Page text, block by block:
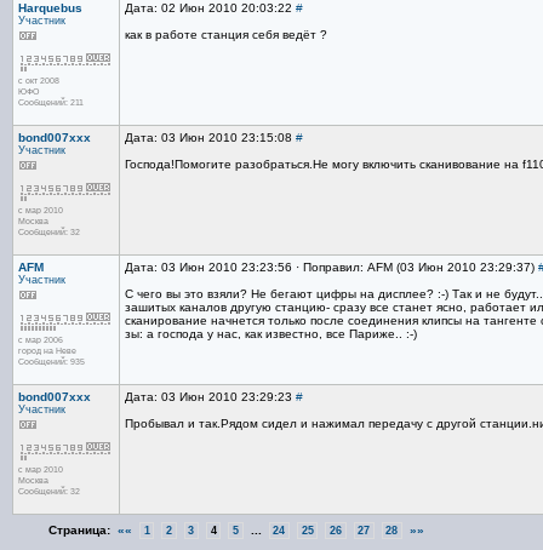
Harquebus
Участник
с окт 2008
ЮФО
Сообщений: 211
Дата: 02 Июн 2010 20:03:22 #
как в работе станция себя ведёт ?
bond007xxx
Участник
с мар 2010
Москва
Сообщений: 32
Дата: 03 Июн 2010 23:15:08 #
Господа!Помогите разобраться.Не могу включить сканивование на
AFM
Участник
с мар 2006
город на Неве
Сообщений: 935
Дата: 03 Июн 2010 23:23:56 · Поправил: AFM (03 Июн 2010 23:29:37)
С чего вы это взяли? Не бегают цифры на дисплее? :-) Так и не
зашитых каналов другую станцию- сразу все станет ясно, работает
сканирование начнется только после соединения клипсы на
зы: а господа у нас, как известно, все Париже.. :-)
bond007xxx
Участник
с мар 2010
Москва
Сообщений: 32
Дата: 03 Июн 2010 23:29:23 #
Пробывал и так.Рядом сидел и нажимал передачу с другой
Страница: «« 1 2 3 4 5 24 25 26 27 28 »»